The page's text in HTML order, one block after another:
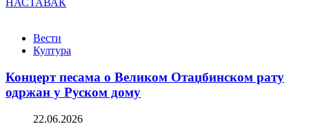
НАСТАВАК
Вести
Култура
Концерт песама о Великом Отаџбинском рату
одржан у Руском дому
22.06.2026